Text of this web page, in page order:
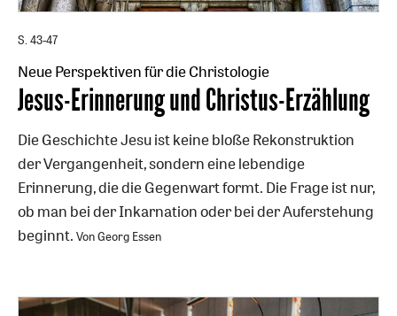
S. 43-47
Neue Perspektiven für die Christologie
:
Jesus-Erinnerung und Christus-Erzählung
Die Geschichte Jesu ist keine bloße Rekonstruktion
der Vergangenheit, sondern eine lebendige
Erinnerung, die die Gegenwart formt. Die Frage ist nur,
ob man bei der Inkarnation oder bei der Auferstehung
beginnt. Von Georg Essen